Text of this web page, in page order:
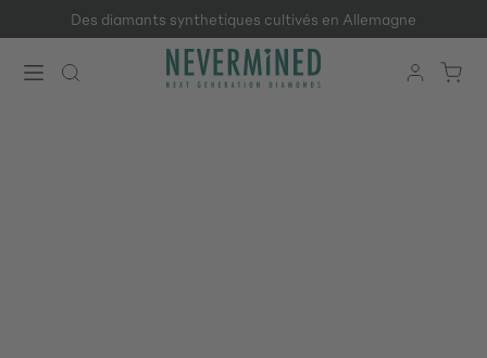
Passer au contenu principal
Des diamants synthetiques cultivés en Allemagne